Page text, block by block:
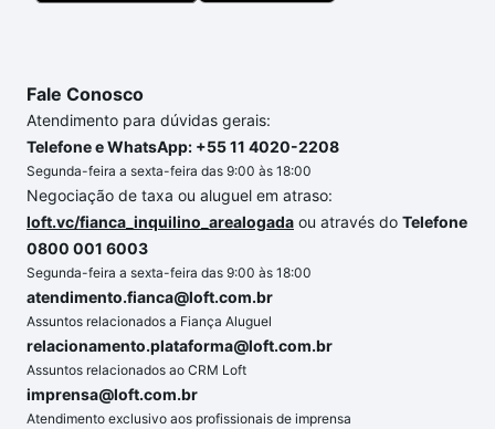
Fale Conosco
Atendimento para dúvidas gerais:
Telefone e WhatsApp: +55 11 4020-2208
Segunda-feira a sexta-feira das 9:00 às 18:00
Negociação de taxa ou aluguel em atraso:
loft.vc/fianca_inquilino_arealogada ou através do Telefone
0800 001 6003
Segunda-feira a sexta-feira das 9:00 às 18:00
atendimento.fianca@loft.com.br
Assuntos relacionados a Fiança Aluguel
relacionamento.plataforma@loft.com.br
Assuntos relacionados ao CRM Loft
imprensa@loft.com.br
Atendimento exclusivo aos profissionais de imprensa